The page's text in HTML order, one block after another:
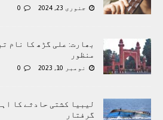
جنوری 23, 2024 0
بھارت: علی گڑھ کا نام
منظور
نومبر 10, 2023 0
لیبیا کشتی حادثے کا
گرفتار